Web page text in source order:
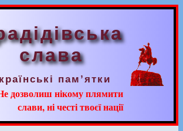
слава
пам’ятки
дозволиш нікому плямити
слави, ні честі твоєї нації